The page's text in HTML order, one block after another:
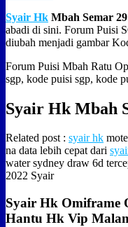
Syair Hk Mbah Semar
abadi di sini. Forum Puisi
diubah menjadi gambar
Forum Puisi Mbah Ratu
sgp, kode puisi sgp, kode
Syair Hk Mbah
Related post : syair hk
na data lebih cepat dari
water sydney draw 6d
2022 Syair
Syair Hk Omiframe
Hantu Hk Vip